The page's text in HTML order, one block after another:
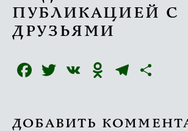
ПУБЛИКАЦИЕЙ С
ДРУЗЬЯМИ
Facebook
Twitter
VK
ДОБАВИТЬ